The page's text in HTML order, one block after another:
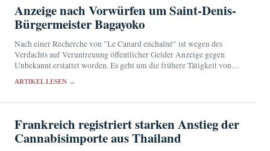
Anzeige nach Vorwürfen um Saint-Denis-
Bürgermeister Bagayoko
Nach einer Recherche von "Le Canard enchaîné" ist wegen des
Verdachts auf Veruntreuung öffentlicher Gelder Anzeige gegen
Unbekannt erstattet worden. Es geht um die frühere Tätigkeit von
ARTIKEL LESEN →
Frankreich registriert starken Anstieg der
Cannabisimporte aus Thailand